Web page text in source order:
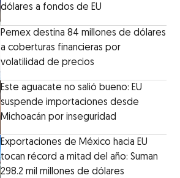
dólares a fondos de EU
Pemex destina 84 millones de dólares
a coberturas financieras por
volatilidad de precios
Este aguacate no salió bueno: EU
suspende importaciones desde
Michoacán por inseguridad
Exportaciones de México hacia EU
tocan récord a mitad del año: Suman
298.2 mil millones de dólares